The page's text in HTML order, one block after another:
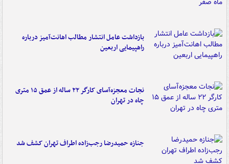
بازداشت عامل انتشار مطالب اهانت‌آمیز درباره
راهپیمایی اربعین
نجات معجزه‌آسای کارگر ۲۲ ساله از عمق ۱۵ متری
چاه در تهران
جنازه حمیدرضا رجب‌زاده اطراف تهران کشف شد